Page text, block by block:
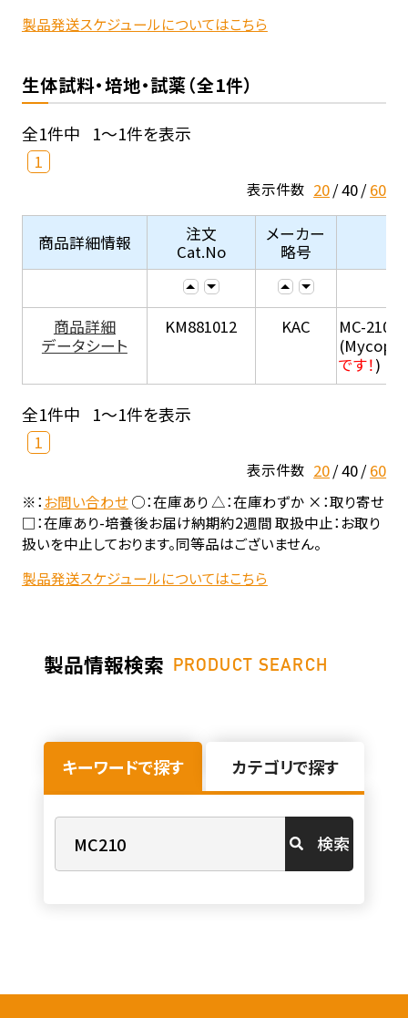
製品発送スケジュールについてはこちら
生体試料・培地・試薬（全1件）
全1件中 1～1件を表示
1
表示件数 20 40 60
商品詳細情報
注文
Cat.No
メーカー
略号
商品詳細
データシート
KM881012 KAC
MC-210 (
です！)
全1件中 1～1件を表示
1
表示件数 20 40 60
※：お問い合わせ○：在庫あり △：在庫わずか ×：取り寄せ
□：在庫あり-培養後お届け納期約2週間 取扱中止：お取り
扱いを中止しております。同等品はございません。
製品発送スケジュールについてはこちら
製品情報検索 PRODUCT SEARCH
キーワードで探す カテゴリで探す
検索